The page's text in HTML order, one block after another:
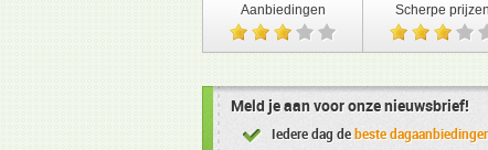
Aanbiedingen Scherpe prijzen
Meld je aan voor onze nieuwsbrief!
Iedere dag de beste